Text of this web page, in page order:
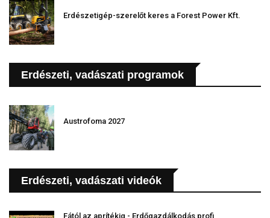
Erdészetigép-szerelőt keres a Forest Power Kft.
Erdészeti, vadászati programok
Austrofoma 2027
Erdészeti, vadászati videók
Fától az aprítékig - Erdőgazdálkodás profi